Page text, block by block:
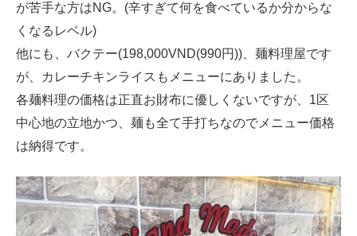
が苦手な方はNG。(辛すぎて何を食べているか分からな
くなるレベル)
他にも、バクテー(198,000VND(990円))、麺料理屋です
が、カレーチキンライスもメニューにありました。
各麺料理の価格は正直お財布に優しくないですが、1区
中心地の立地かつ、麺も全て手打ちなのでメニュー価格
は納得です。